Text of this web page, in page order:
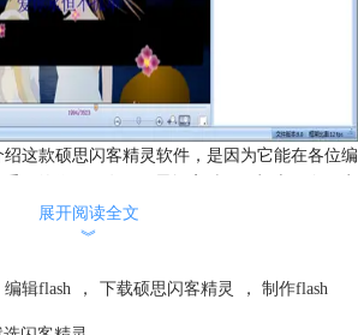
这款硕思闪客精灵软件，是因为它能在各位编
管公司交给我怎样难以制作的flash任务我都可以
望能够帮到大家，如果遇到编辑flash方面事情
展开阅读全文
︾
编辑flash ， 下载硕思闪客精灵 ， 制作flash